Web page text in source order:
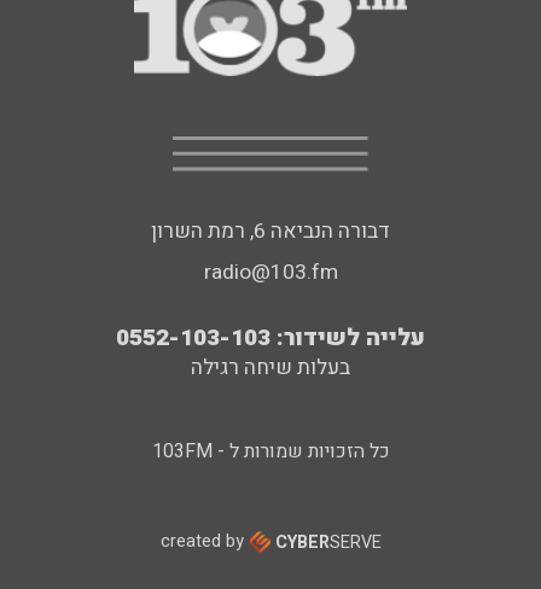
דבורה הנביאה 6, רמת השרון
radio@103.fm
עלייה לשידור: 0552-103-103
בעלות שיחה רגילה
כל הזכויות שמורות ל - 103FM
created by CYBERSERVE